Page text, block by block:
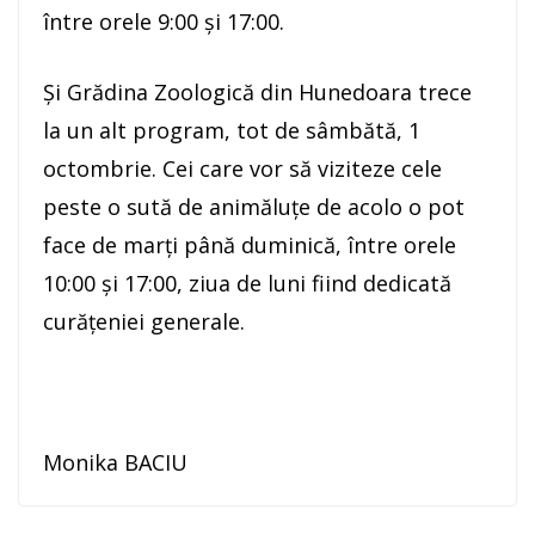
între orele 9:00 și 17:00.
Și Grădina Zoologică din Hunedoara trece
la un alt program, tot de sâmbătă, 1
octombrie. Cei care vor să viziteze cele
peste o sută de animăluțe de acolo o pot
face de marți până duminică, între orele
10:00 și 17:00, ziua de luni fiind dedicată
curățeniei generale.
Monika BACIU